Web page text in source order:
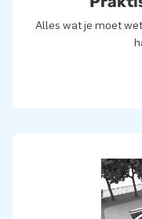
JB laat al meer dan 15
lucht springen. Vaak
ontwikkelaars en
Alles wat je moet